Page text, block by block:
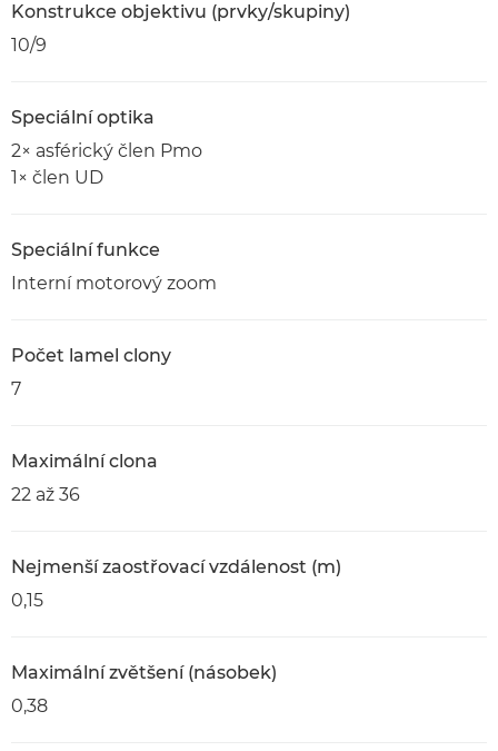
Konstrukce objektivu (prvky/skupiny)
10/9
Speciální optika
2× asférický člen Pmo
1× člen UD
Speciální funkce
Interní motorový zoom
Počet lamel clony
7
Maximální clona
22 až 36
Nejmenší zaostřovací vzdálenost (m)
0,15
Maximální zvětšení (násobek)
0,38